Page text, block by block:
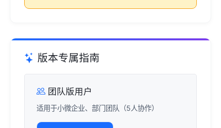
版本专属指南
团队版用户
适用于小微企业、部门团队（5人协作）